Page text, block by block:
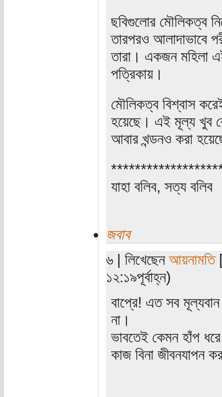
ছবিগুলোর মৌলিকত্ব
তারপরও আলাদাভাবে
তারা। একজন মহিলা
পত্রিকায়।
মৌলিকত্ব বিশ্বাস
হয়েছে। এই মূল্য খুব
আবার খন্ডনও করা
যাহা বলিব, সত্য বলিব
জবাব
৬ | লিখেছেন আয়নামতি
১২:১৯পূর্বাহ্ন)
বাপ্রে! এত সব মূল্যবান
না।
ভাবতেই কেমন হাঁপ
কাজ বিনা জীবনযাপন